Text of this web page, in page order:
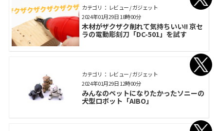
カテゴリ： レビュー / ガジェット
木材がザクザク削れて気持ちいい!! 京セ
ラの電動彫刻刀「DC-501」を試す
2024年01月29日 18時00分
カテゴリ： レビュー / ガジェット
みんなのペットになりたかったソニーの
犬型ロボット「AIBO」
2024年01月29日 12時00分